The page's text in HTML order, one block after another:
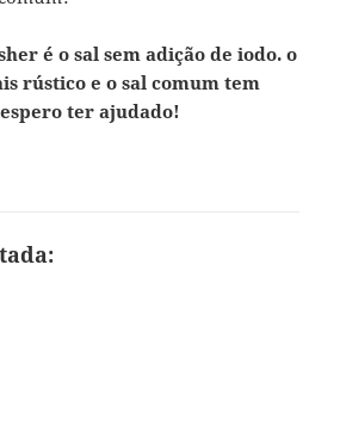
é o sal sem adição de iodo. o
rústico e o sal comum tem
ter ajudado!